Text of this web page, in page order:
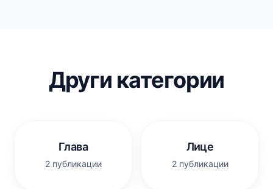
Други категории
Глава
2 публикации
Лице
2 публикации